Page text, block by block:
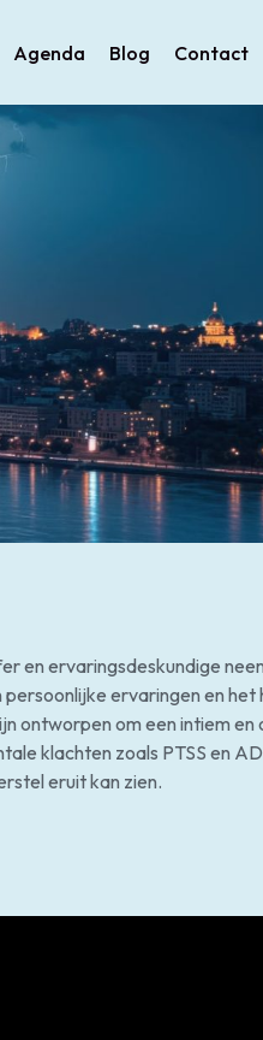
Agenda Blog Contact
en ervaringsdeskundige
persoonlijke ervaringen en
ontworpen om een intiem
klachten zoals PTSS en
eruit kan zien.